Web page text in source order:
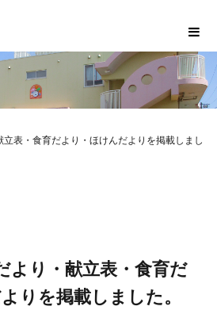
表・食育だより・ほけんだよりを掲載しまし
より・献立表・食育だ
りを掲載しました。